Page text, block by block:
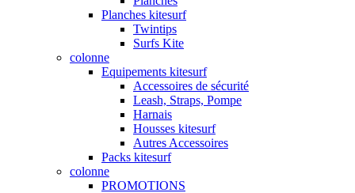
Planches kitesurf
Twintips
Surfs Kite
colonne
Equipements kitesurf
Accessoires de sécurité
Leash, Straps, Pompe
Harnais
Housses kitesurf
Autres Accessoires
Packs kitesurf
colonne
PROMOTIONS